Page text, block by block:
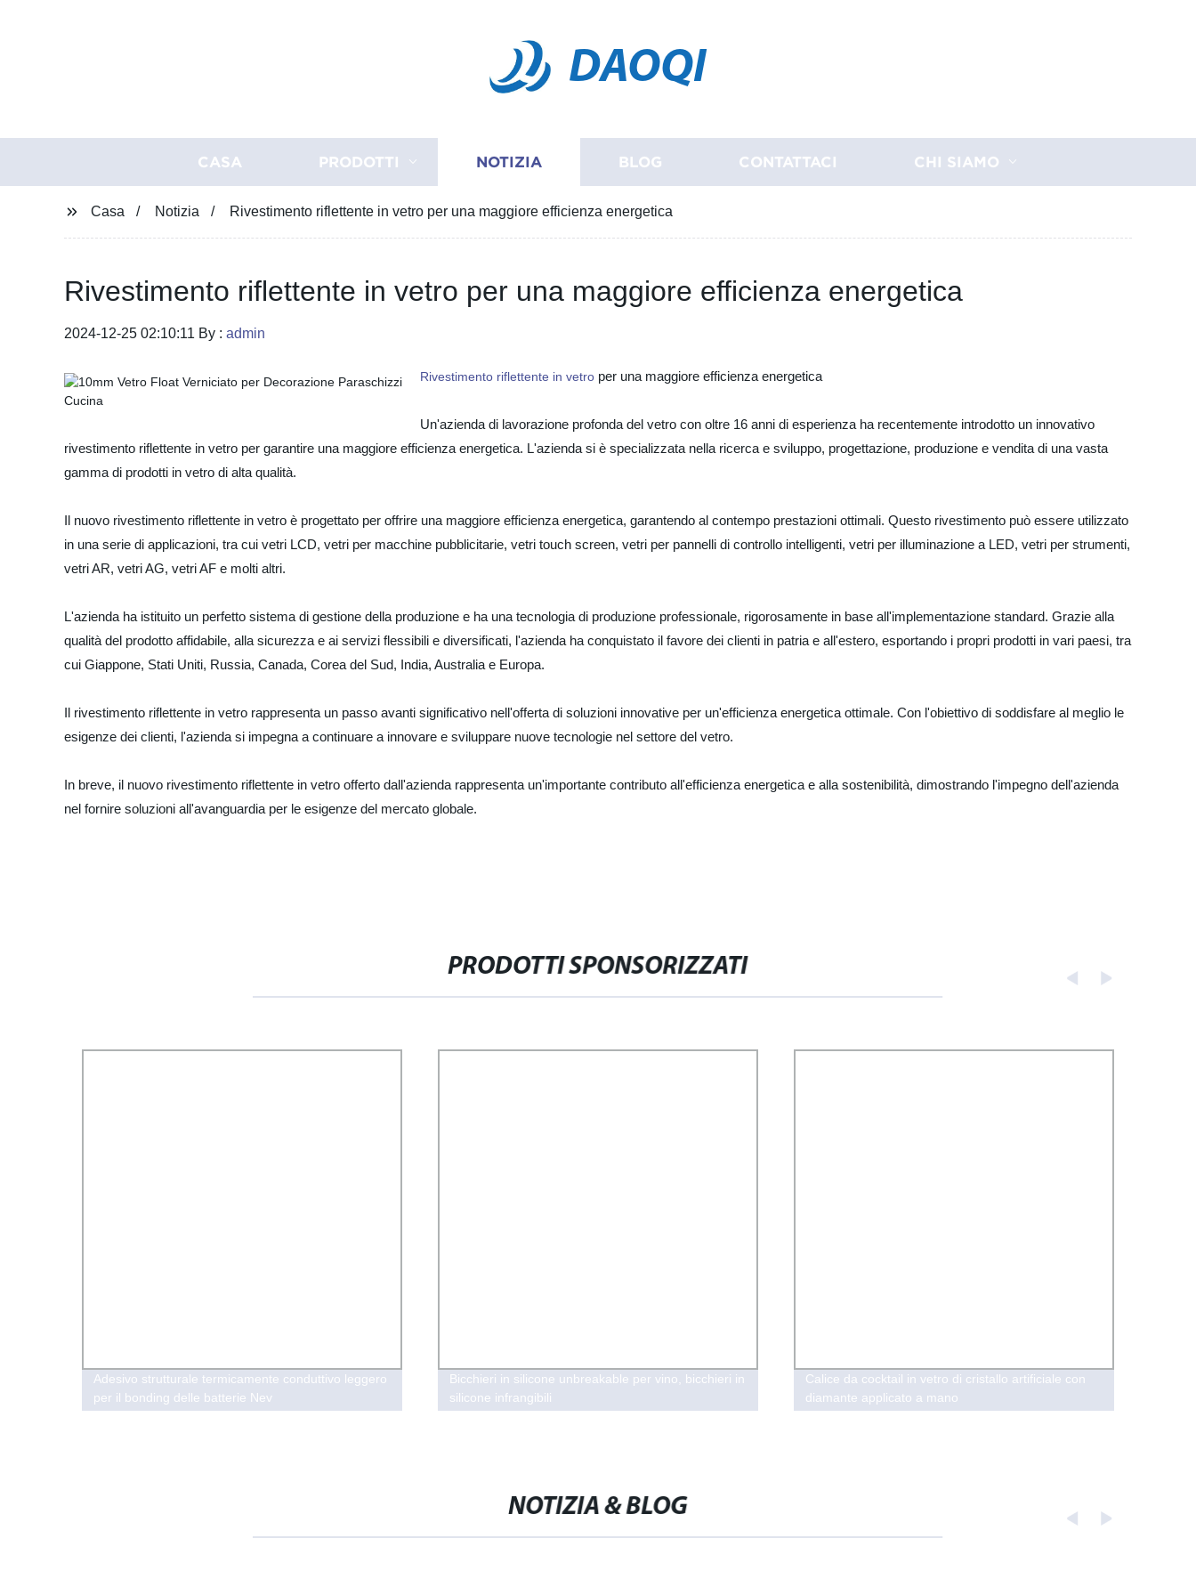
DAOQI
CASA PRODOTTI NOTIZIA BLOG CONTATTACI CHI SIAMO
Casa Notizia Rivestimento riflettente in vetro per una maggiore efficienza energetica
Rivestimento riflettente in vetro per una maggiore efficienza energetica
2024-12-25 02:10:11 By : admin
Rivestimento riflettente in vetro per una maggiore efficienza energetica
Un'azienda di lavorazione profonda del vetro con oltre 16 anni di esperienza ha recentemente introdotto un innovativo
rivestimento riflettente in vetro per garantire una maggiore efficienza energetica. L'azienda si è specializzata nella ricerca e sviluppo, progettazione, produzione e vendita di una vasta
gamma di prodotti in vetro di alta qualità.
Il nuovo rivestimento riflettente in vetro è progettato per offrire una maggiore efficienza energetica, garantendo al contempo prestazioni ottimali. Questo rivestimento può essere utilizzato
in una serie di applicazioni, tra cui vetri LCD, vetri per macchine pubblicitarie, vetri touch screen, vetri per pannelli di controllo intelligenti, vetri per illuminazione a LED, vetri per strumenti,
vetri AR, vetri AG, vetri AF e molti altri.
L'azienda ha istituito un perfetto sistema di gestione della produzione e ha una tecnologia di produzione professionale, rigorosamente in base all'implementazione standard. Grazie alla
qualità del prodotto affidabile, alla sicurezza e ai servizi flessibili e diversificati, l'azienda ha conquistato il favore dei clienti in patria e all'estero, esportando i propri prodotti in vari paesi, tra
cui Giappone, Stati Uniti, Russia, Canada, Corea del Sud, India, Australia e Europa.
Il rivestimento riflettente in vetro rappresenta un passo avanti significativo nell'offerta di soluzioni innovative per un'efficienza energetica ottimale. Con l'obiettivo di soddisfare al meglio le
esigenze dei clienti, l'azienda si impegna a continuare a innovare e sviluppare nuove tecnologie nel settore del vetro.
In breve, il nuovo rivestimento riflettente in vetro offerto dall'azienda rappresenta un'importante contributo all'efficienza energetica e alla sostenibilità, dimostrando l'impegno dell'azienda
nel fornire soluzioni all'avanguardia per le esigenze del mercato globale.
PRODOTTI SPONSORIZZATI
Adesivo strutturale termicamente conduttivo leggero
per il bonding delle batterie Nev
Bicchieri in silicone unbreakable per vino, bicchieri in
silicone infrangibili
Calice da cocktail in vetro di cristallo artificiale con
diamante applicato a mano
NOTIZIA & BLOG